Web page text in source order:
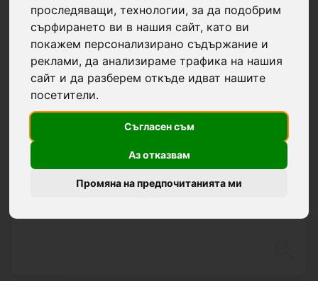
проследяващи, технологии, за да подобрим
сърфирането ви в нашия сайт, като ви
покажем персонализирано съдържание и
реклами, да анализираме трафика на нашия
сайт и да разберем откъде идват нашите
посетители.
Съгласен съм
Аз отказвам
Промяна на предпочитанията ми